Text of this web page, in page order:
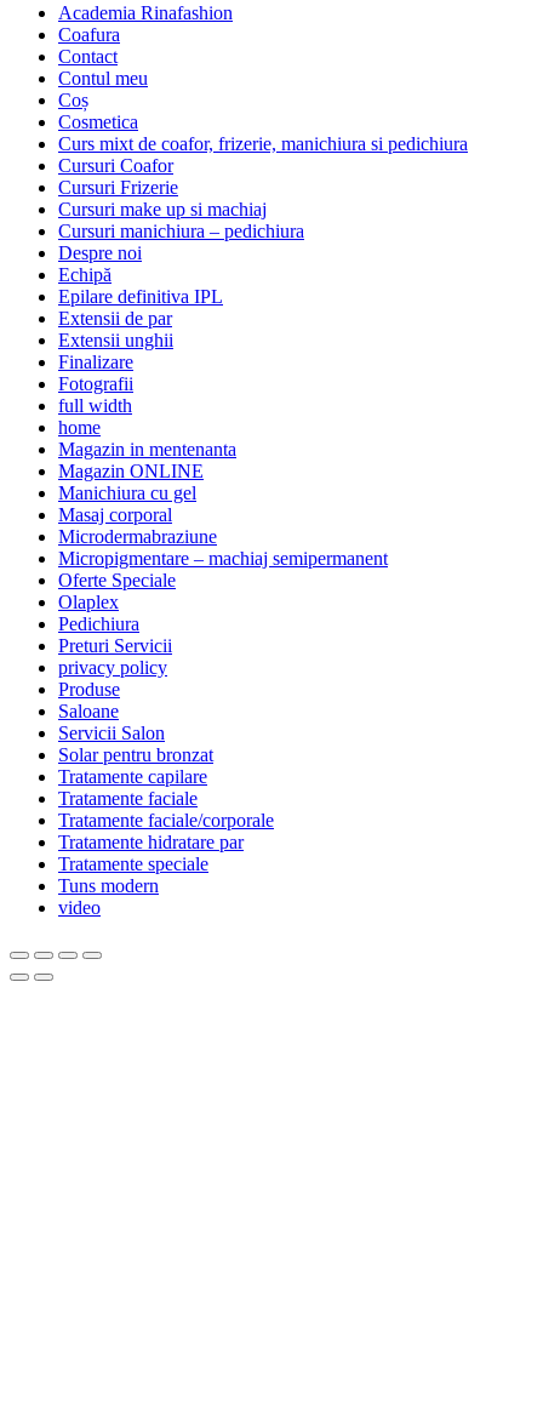
Academia Rinafashion
Coafura
Contact
Contul meu
Coș
Cosmetica
Curs mixt de coafor, frizerie, manichiura si pedichiura
Cursuri Coafor
Cursuri Frizerie
Cursuri make up si machiaj
Cursuri manichiura – pedichiura
Despre noi
Echipă
Epilare definitiva IPL
Extensii de par
Extensii unghii
Finalizare
Fotografii
full width
home
Magazin in mentenanta
Magazin ONLINE
Manichiura cu gel
Masaj corporal
Microdermabraziune
Micropigmentare – machiaj semipermanent
Oferte Speciale
Olaplex
Pedichiura
Preturi Servicii
privacy policy
Produse
Saloane
Servicii Salon
Solar pentru bronzat
Tratamente capilare
Tratamente faciale
Tratamente faciale/corporale
Tratamente hidratare par
Tratamente speciale
Tuns modern
video